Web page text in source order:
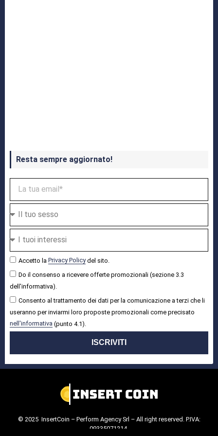
Resta sempre aggiornato!
Accetto la Privacy Policydel sito.
Do il consenso a ricevere offerte promozionali (sezione 3.3
dell'informativa).
Consento al trattamento dei dati per la comunicazione a terzi che li
useranno per inviarmi loro proposte promozionali come precisato
nell'informativa (punto 4.1).
ISCRIVITI
© 2025 InsertCoin – Perform Agency Srl – All right reserved. P.IVA:
09335071214.